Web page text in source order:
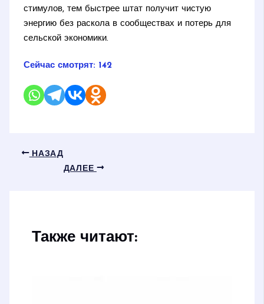
стимулов, тем быстрее штат получит чистую
энергию без раскола в сообществах и потерь для
сельской экономики.
Сейчас смотрят: 142
НАЗАД
ДАЛЕЕ
Также читают: